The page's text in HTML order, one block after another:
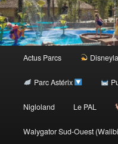
Menu
Aller
contenu
Actus Parcs
Parc Astérix
Nigloland Le PAL
Walygator Sud-Ouest